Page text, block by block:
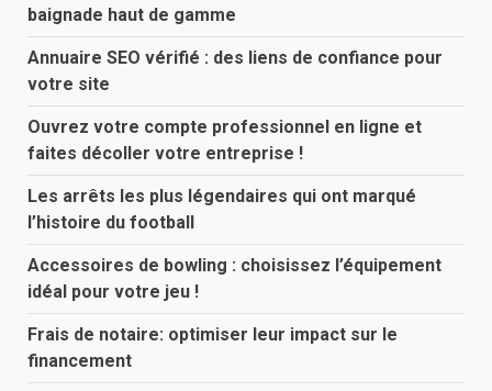
baignade haut de gamme
Annuaire SEO vérifié : des liens de confiance pour
votre site
Ouvrez votre compte professionnel en ligne et
faites décoller votre entreprise !
Les arrêts les plus légendaires qui ont marqué
l’histoire du football
Accessoires de bowling : choisissez l’équipement
idéal pour votre jeu !
Frais de notaire: optimiser leur impact sur le
financement